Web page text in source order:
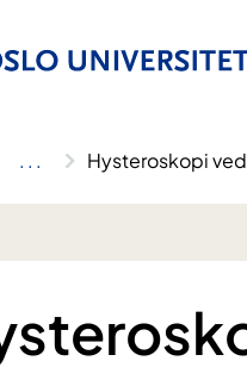
.. . Hysteroskopi